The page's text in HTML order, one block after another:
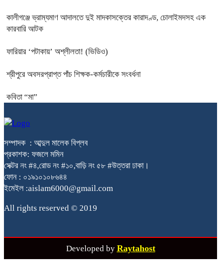
কালীগঞ্জে ভ্রাম্যমাণ আদালতে দুই মাদকাসক্তের কারাদণ্ড, চোলাইমদসহ এক
কারবারি আটক
ফারিয়ার ‘পটাকায়’ অশ্লীলতা! (ভিডিও)
শ্রীপুরে অবসরপ্রাপ্ত পাঁচ শিক্ষক-কর্মচারীকে সংবর্ধনা
কবিতা “মা”
সম্পাদক : আব্দুল মালেক বিপ্লব
প্রকাশক: ফজলে মমিন
সেক্টর নং #৪,রোড নং #১০,বাড়ি নং ৫৮ #উত্তরা ঢাকা।
ফোন : ০১৯১০১০৮৬৪৪
ইমেইল :aislam6000@gmail.com
All rights reserved © 2019
Developed by Raytahost